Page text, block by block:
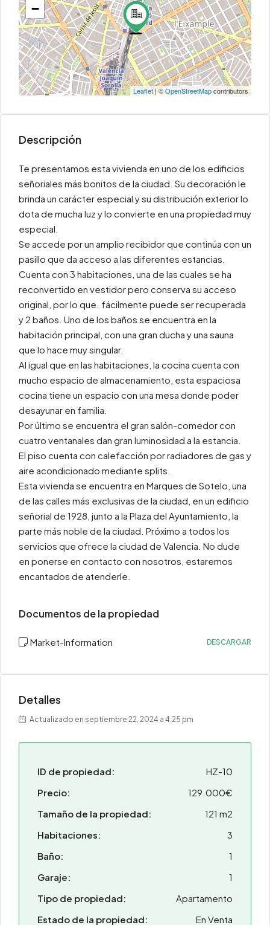
−
Leaflet| ©OpenStreetMapcontributors
Descripción
Te presentamos esta vivienda en uno de los edificios
señoriales más bonitos de la ciudad. Su decoración le
brinda un carácter especial y su distribución exterior lo
dota de mucha luz y lo convierte en una propiedad muy
especial.
Se accede por un amplio recibidor que continúa con un
pasillo que da acceso a las diferentes estancias.
Cuenta con 3 habitaciones, una de las cuales se ha
reconvertido en vestidor pero conserva su acceso
original, por lo que. fácilmente puede ser recuperada
y 2 baños. Uno de los baños se encuentra en la
habitación principal, con una gran ducha y una sauna
que lo hace muy singular.
Al igual que en las habitaciones, la cocina cuenta con
mucho espacio de almacenamiento, esta espaciosa
cocina tiene un espacio con una mesa donde poder
desayunar en familia.
Por último se encuentra el gran salón-comedor con
cuatro ventanales dan gran luminosidad a la estancia.
El piso cuenta con calefacción por radiadores de gas y
aire acondicionado mediante splits.
Esta vivienda se encuentra en Marques de Sotelo, una
de las calles más exclusivas de la ciudad, en un edificio
señorial de 1928, junto a la Plaza del Ayuntamiento, la
parte más noble de la ciudad. Próximo a todos los
servicios que ofrece la ciudad de Valencia. No dude
en ponerse en contacto con nosotros, estaremos
encantados de atenderle.
Documentos de la propiedad
Market-Information DESCARGAR
Detalles
Actualizado en septiembre 22, 2024 a 4:25 pm
ID de propiedad:
HZ-10
Precio:
129.000€
Tamaño de la propiedad:
121 m2
Habitaciones:
3
Baño:
1
Garaje:
1
Tipo de propiedad:
Apartamento
Estado de la propiedad:
En Venta